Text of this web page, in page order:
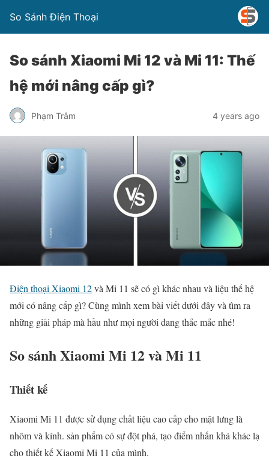
So Sánh Điện Thoại
So sánh Xiaomi Mi 12 và Mi 11: Thế
hệ mới nâng cấp gì?
Phạm Trâm 4 years ago
Điện thoại Xiaomi 12và Mi 11 sẽ có gì khác nhau và liệu thế hệ
mới có nâng cấp gì? Cùng mình xem bài viết dưới đây và tìm ra
những giải pháp mà hầu như mọi người đang thắc mắc nhé!
So sánh Xiaomi Mi 12 và Mi 11
Thiết kế
Xiaomi Mi 11 được sử dụng chất liệu cao cấp cho mặt lưng là
nhôm và kính. sản phẩm có sự đột phá, tạo điểm nhấn khá khác lạ
cho thiết kế Xiaomi Mi 11 của mình.